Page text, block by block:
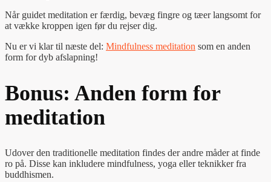
Når guidet meditation er færdig, bevæg fingre og tæer langsomt for
at vække kroppen igen før du rejser dig.
Nu er vi klar til næste del: Mindfulness meditation som en anden
form for dyb afslapning!
Bonus: Anden form for
meditation
Udover den traditionelle meditation findes der andre måder at finde
ro på. Disse kan inkludere mindfulness, yoga eller teknikker fra
buddhismen.